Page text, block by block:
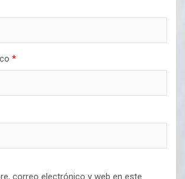
*
correo electrónico y web en este